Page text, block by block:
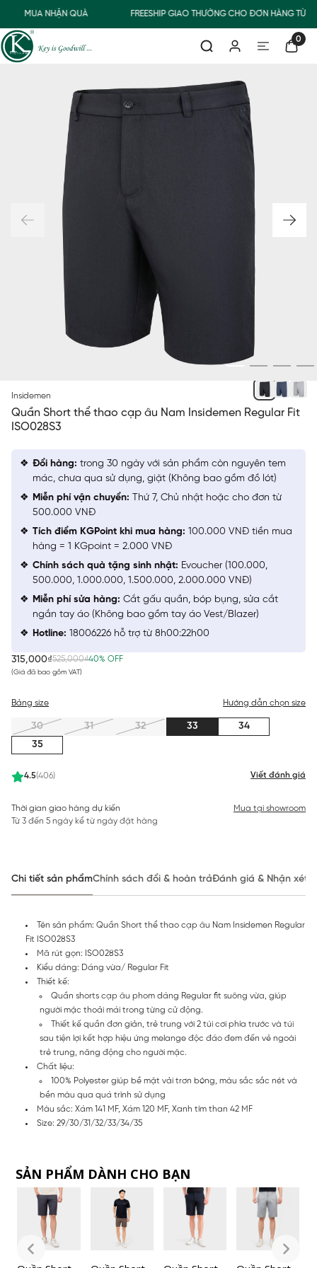
MUA NHẬN QUÀ FREESHIP GIAO THƯỜNG CHO ĐƠN HÀNG TỪ
0
Insidemen
Quần Short thể thao cạp âu Nam Insidemen Regular Fit
ISO028S3
315,000₫525,000₫40% OFF
(Giá đã bao gồm VAT)
4.5(406) Viết đánh giá
Bảng size Hướng dẫn chọn size
30 31 32 33
34
35
Thời gian giao hàng dự kiến
Từ 3 đến 5 ngày kể từ ngày đặt hàng
Mua tại showroom
Đổi hàng: trong 30 ngày với sản phẩm còn nguyên tem
mác, chưa qua sử dụng, giặt (Không bao gồm đồ lót)
Miễn phí vận chuyển: Thứ 7, Chủ nhật hoặc cho đơn từ
500.000 VNĐ
Tích điểm KGPoint khi mua hàng: 100.000 VNĐ tiền mua
hàng = 1 KGpoint = 2.000 VNĐ
Chính sách quà tặng sinh nhật: Evoucher (100.000,
500.000, 1.000.000, 1.500.000, 2.000.000 VNĐ)
Miễn phí sửa hàng: Cắt gấu quần, bóp bụng, sửa cắt
ngắn tay áo (Không bao gồm tay áo Vest/Blazer)
Hotline: 18006226 hỗ trợ từ 8h00:22h00
Chi tiết sản phẩmChính sách đổi & hoàn trảĐánh giá & Nhận xét
Tên sản phẩm: Quần Short thể thao cạp âu Nam Insidemen Regular
Fit ISO028S3
Mã rút gọn: ISO028S3
Kiểu dáng: Dáng vừa/ Regular Fit
Thiết kế:
Quần shorts cạp âu phom dáng Regular fit suông vừa, giúp
người mặc thoải mái trong từng cử động.
Thiết kế quần đơn giản, trẻ trung với 2 túi cơi phía trước và túi
sau tiện lợi kết hợp hiệu ứng melange độc đáo đem đến vẻ ngoài
trẻ trung, năng động cho người mặc.
Chất liệu:
100% Polyester giúp bề mặt vải trơn bóng, màu sắc sắc nét và
bền màu qua quá trình sử dụng
Màu sắc: Xám 141 MF, Xám 120 MF, Xanh tím than 42 MF
Size: 29/30/31/32/33/34/35
SẢN PHẨM DÀNH CHO BẠN